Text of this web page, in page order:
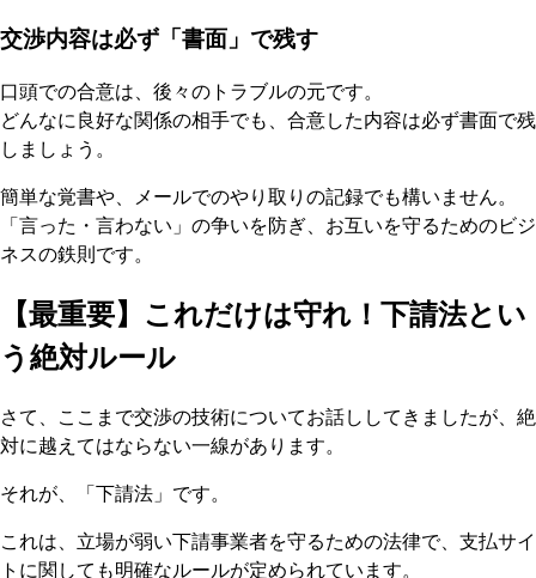
交渉内容は必ず「書面」で残す
口頭での合意は、後々のトラブルの元です。
どんなに良好な関係の相手でも、合意した内容は必ず書面で残
しましょう。
簡単な覚書や、メールでのやり取りの記録でも構いません。
「言った・言わない」の争いを防ぎ、お互いを守るためのビジ
ネスの鉄則です。
【最重要】これだけは守れ！下請法とい
う絶対ルール
さて、ここまで交渉の技術についてお話ししてきましたが、絶
対に越えてはならない一線があります。
それが、「下請法」です。
これは、立場が弱い下請事業者を守るための法律で、支払サイ
トに関しても明確なルールが定められています。